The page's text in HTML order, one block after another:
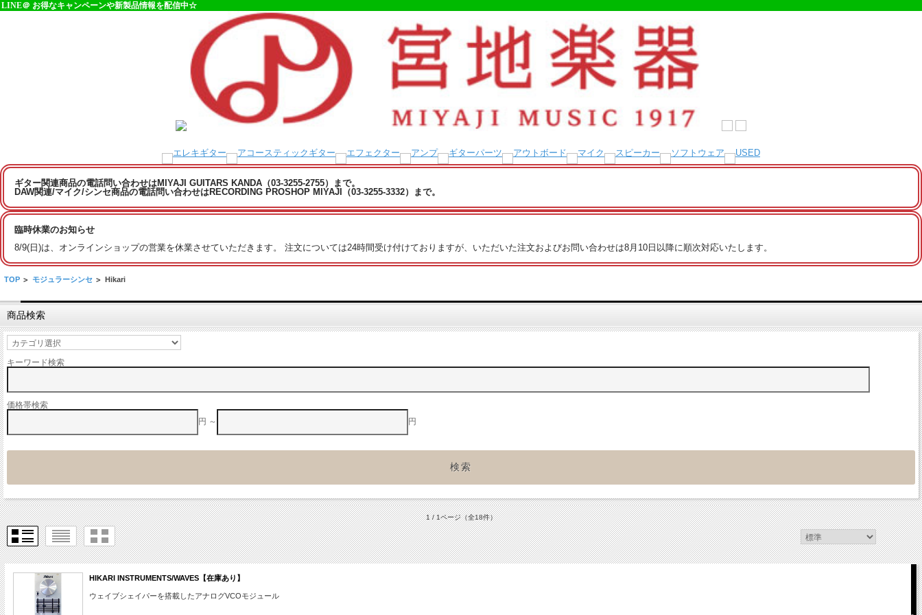
LINE＠ お得なキャンペーンや新製品情報を配信中☆
ギター関連商品の電話問い合わせはMIYAJI GUITARS KANDA（03-3255-2755）まで。
DAW関連/マイク/シンセ商品の電話問い合わせはRECORDING PROSHOP MIYAJI（03-3255-3332）まで。
臨時休業のお知らせ
8/9(日)は、オンラインショップの営業を休業させていただきます。 注文については24時間受け付けておりますが、いただいた注文およびお問い合わせは8月10日以降に順次対応いたします。
TOP > モジュラーシンセ > Hikari
商品検索
キーワード検索
価格帯検索
円 ～
円
1 / 1ページ（全18件）
HIKARI INSTRUMENTS/WAVES【在庫あり】
ウェイブシェイパーを搭載したアナログVCOモジュール